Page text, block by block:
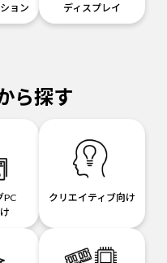
ョン ディスプレイ
ら探す
PC
クリエイティブ向け